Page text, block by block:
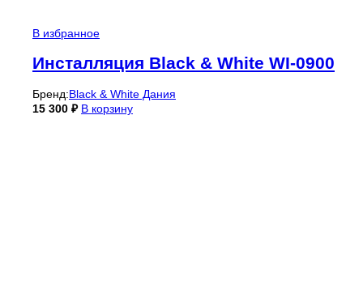
В избранное
Инсталляция Black & White WI-0900
Бренд:Black & White Дания
15 300 ₽ В корзину